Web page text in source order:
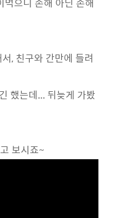
, 친구와 간만에 들려
했는데... 뒤늦게 가봤
보시죠~